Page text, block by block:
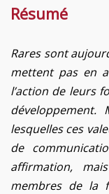
Résumé
Rares sont
mettent pas en
l’action de leurs
lesquelles ces
de
affirmation,
membres de la